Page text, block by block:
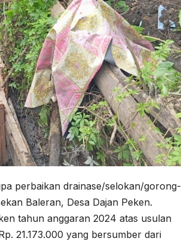
perbaikan drainase/selokan/gorong-
Baleran, Desa Dajan Peken.
tahun anggaran 2024 atas usulan
21.173.000 yang bersumber dari